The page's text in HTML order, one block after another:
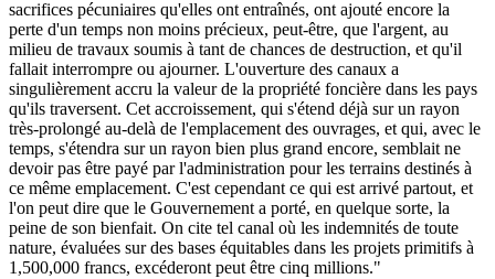
sacrifices pécuniaires qu'elles ont entraînés, ont ajouté encore la
perte d'un temps non moins précieux, peut-être, que l'argent, au
milieu de travaux soumis à tant de chances de destruction, et qu'il
fallait interrompre ou ajourner. L'ouverture des canaux a
singulièrement accru la valeur de la propriété foncière dans les pays
qu'ils traversent. Cet accroissement, qui s'étend déjà sur un rayon
très-prolongé au-delà de l'emplacement des ouvrages, et qui, avec le
temps, s'étendra sur un rayon bien plus grand encore, semblait ne
devoir pas être payé par l'administration pour les terrains destinés à
ce même emplacement. C'est cependant ce qui est arrivé partout, et
l'on peut dire que le Gouvernement a porté, en quelque sorte, la
peine de son bienfait. On cite tel canal où les indemnités de toute
nature, évaluées sur des bases équitables dans les projets primitifs à
1,500,000 francs, excéderont peut être cinq millions."